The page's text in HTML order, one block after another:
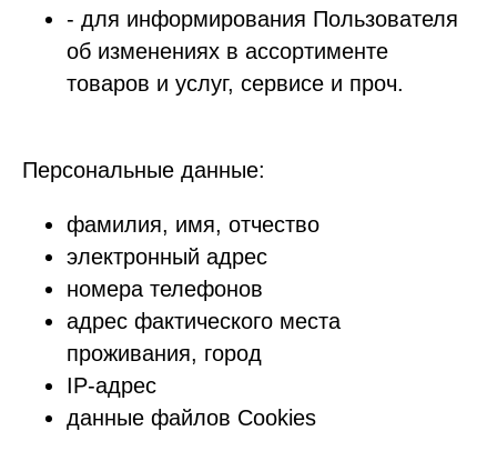
- для информирования Пользователя
об изменениях в ассортименте
товаров и услуг, сервисе и проч.
Персональные данные:
фамилия, имя, отчество
электронный адрес
номера телефонов
адрес фактического места
проживания, город
IP-адрес
данные файлов Cookies